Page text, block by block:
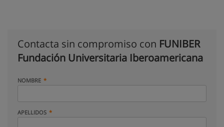
Contacta sin compromiso con FUNIBER
Fundación Universitaria Iberoamericana
NOMBRE
APELLIDOS